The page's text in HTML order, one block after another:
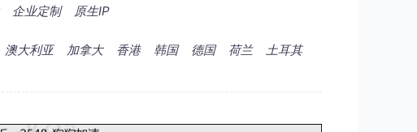
企业定制
原生IP
澳大利亚 加拿大 香港 韩国 德国 荷兰
土耳其